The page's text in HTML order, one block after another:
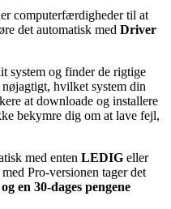
computerfærdigheder til at
det automatisk med Driver
system og finder de rigtige
hvilket system din
at downloade og installere
bekymre dig om at lave fejl,
med enten LEDIG eller
Pro-versionen tager det
en 30-dages pengene